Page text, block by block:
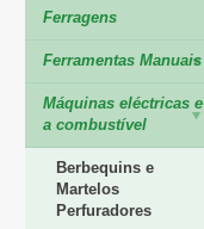
Ferragens
Ferramentas Manuais
Máquinas eléctricas e
a combustível
Berbequins e
Martelos
Perfuradores